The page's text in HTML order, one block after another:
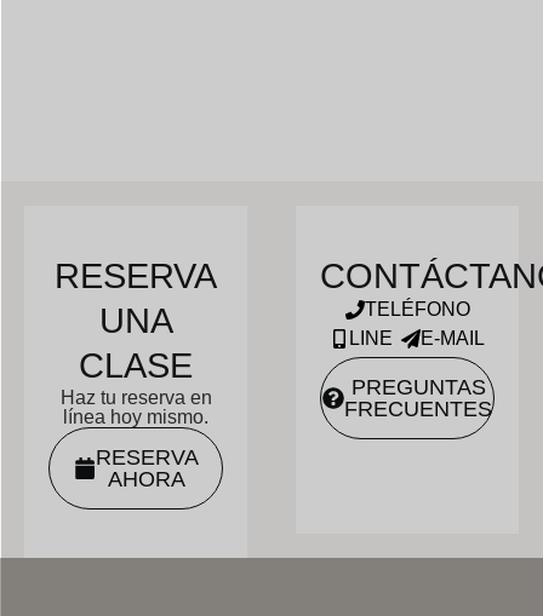
RESERVA
UNA
CLASE
Haz tu reserva en
línea hoy mismo.
RESERVA
AHORA
TELÉFONO
LINE
E-MAIL
PREGUNTAS
FRECUENTES